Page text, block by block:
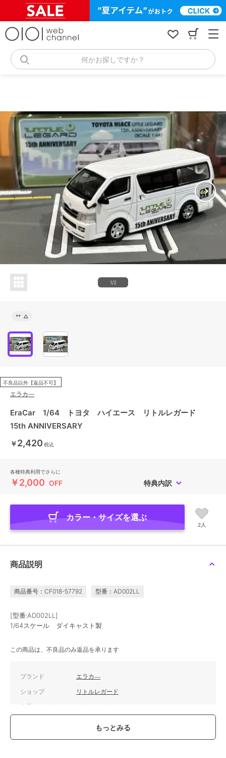
何かお探しですか？
1/2
** △
不良品以外【返品不可】
エラカ―
EraCar 1/64 トヨタ ハイエース リトルレガード
15th ANNIVERSARY
￥2,420 税込
各種特典利用でさらに
￥2,000 OFF 特典内訳
カラー・サイズを選ぶ
2人
商品説明
商品番号：CF018-57792 型番：AD002LL
[型番:AD002LL]
1/64スケール ダイキャスト製
この商品は、不良品のみ返品を承ります
ブランド エラカ―
ショップ リトルレガード
商品カテゴリ ホビー・ゲーム
デルカー